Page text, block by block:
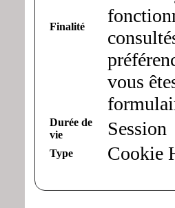
Finalité
vous
Durée de
vie
Session
Type Cookie